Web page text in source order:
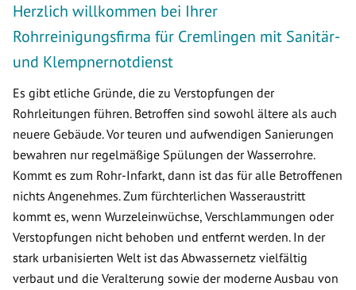
Herzlich willkommen bei Ihrer
Rohrreinigungsfirma für Cremlingen mit Sanitär-
und Klempnernotdienst
Es gibt etliche Gründe, die zu Verstopfungen der
Rohrleitungen führen. Betroffen sind sowohl ältere als auch
neuere Gebäude. Vor teuren und aufwendigen Sanierungen
bewahren nur regelmäßige Spülungen der Wasserrohre.
Kommt es zum Rohr-Infarkt, dann ist das für alle Betroffenen
nichts Angenehmes. Zum fürchterlichen Wasseraustritt
kommt es, wenn Wurzeleinwüchse, Verschlammungen oder
Verstopfungen nicht behoben und entfernt werden. In der
stark urbanisierten Welt ist das Abwassernetz vielfältig
verbaut und die Veralterung sowie der moderne Ausbau von